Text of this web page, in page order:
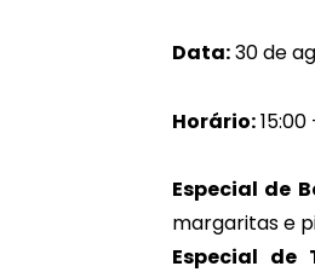
Data:30 de
Horário:15:00
Especial de
margaritas e
Especial de